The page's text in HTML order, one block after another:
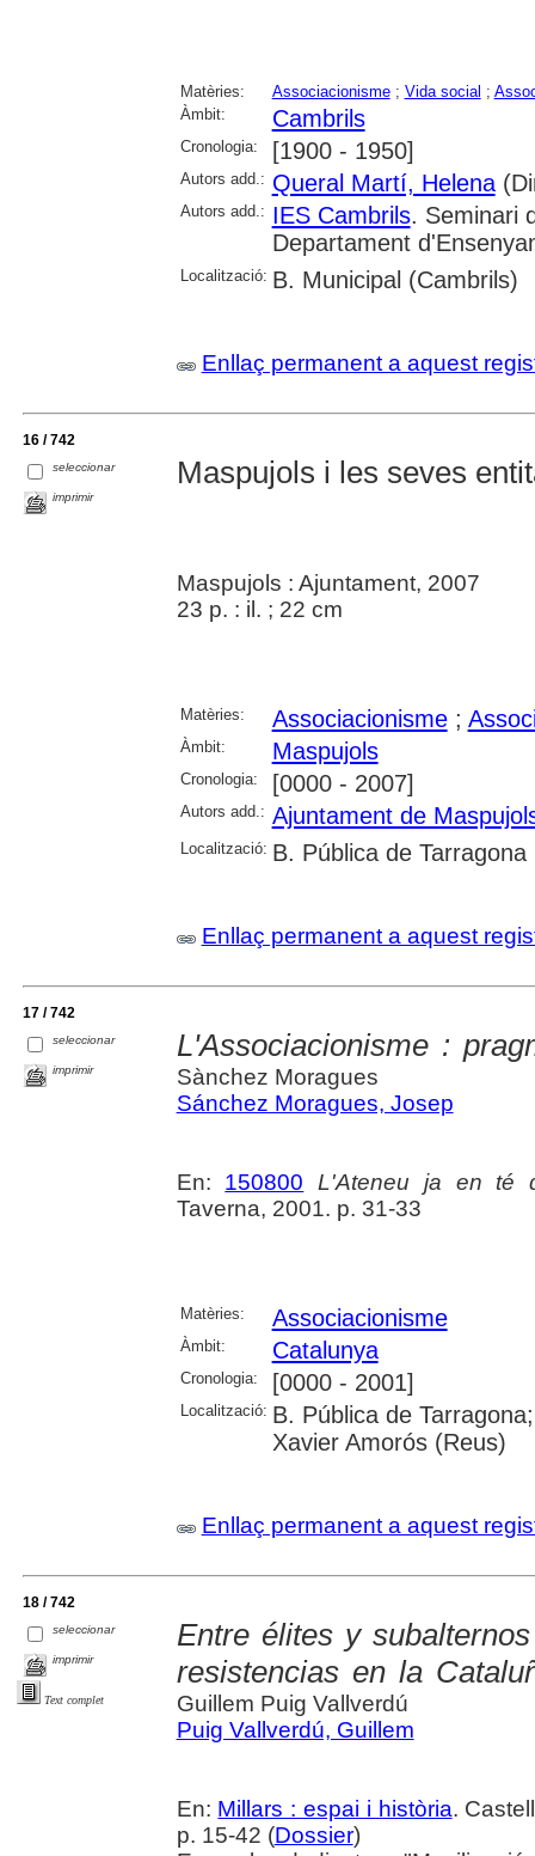
Matèries: Associacionisme; Vida social ;
Àmbit:
Cambrils
Cronologia: [1900 - 1950]
Autors add.: Queral Martí, Helena
Autors add.: IES Cambrils. Seminari
Departament
Localització: B. Municipal (Cambrils)
Enllaç permanent a aquest
16 / 742
seleccionar
imprimir
Maspujols i les seves
Maspujols : Ajuntament, 2007
23 p. : il. ; 22 cm
Matèries: Associacionisme;
Àmbit: Maspujols
Cronologia: [0000 - 2007]
Autors add.: Ajuntament de
Localització: B. Pública de Tarragona
Enllaç permanent a aquest
17 / 742
seleccionar
imprimir
L'Associacionisme :
Sànchez Moragues
Sánchez Moragues, Josep
En: 150800
L'Ateneu ja en té
Taverna, 2001. p. 31-33
Matèries: Associacionisme
Àmbit: Catalunya
Cronologia: [0000 - 2001]
Localització: B. Pública de
Xavier Amorós (Reus)
Enllaç permanent a aquest
18 / 742
seleccionar
imprimir
Text complet
Entre élites y
resistencias en la
Guillem Puig Vallverdú
Puig Vallverdú, Guillem
En: Millars : espai i història.
p. 15-42 (Dossier)